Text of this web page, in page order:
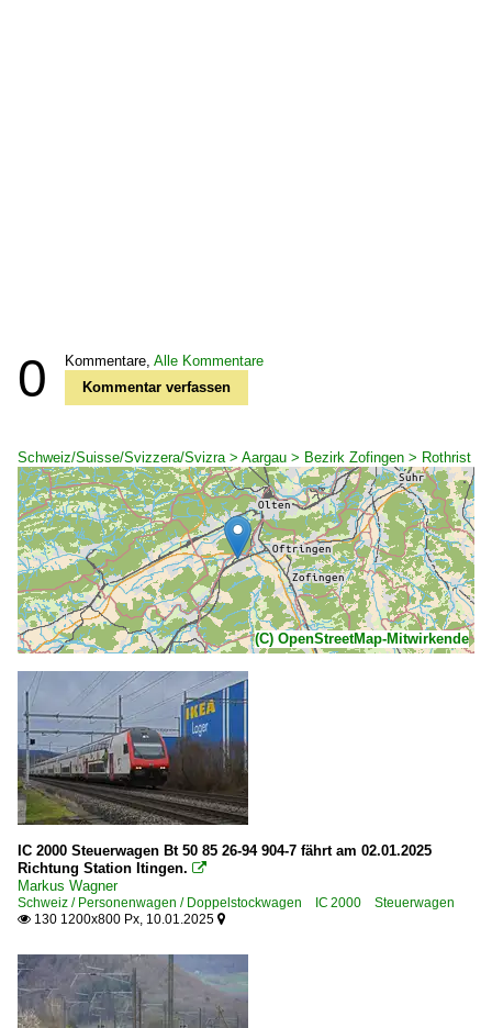
0 Kommentare, Alle Kommentare
Kommentar verfassen
Schweiz/Suisse/Svizzera/Svizra > Aargau > Bezirk Zofingen > Rothrist
(C) OpenStreetMap-Mitwirkende
IC 2000 Steuerwagen Bt 50 85 26-94 904-7 fährt am 02.01.2025
Richtung Station Itingen. 
Markus Wagner
Schweiz / Personenwagen / Doppelstockwagen IC 2000 Steuerwagen
 130 1200x800 Px, 10.01.2025 